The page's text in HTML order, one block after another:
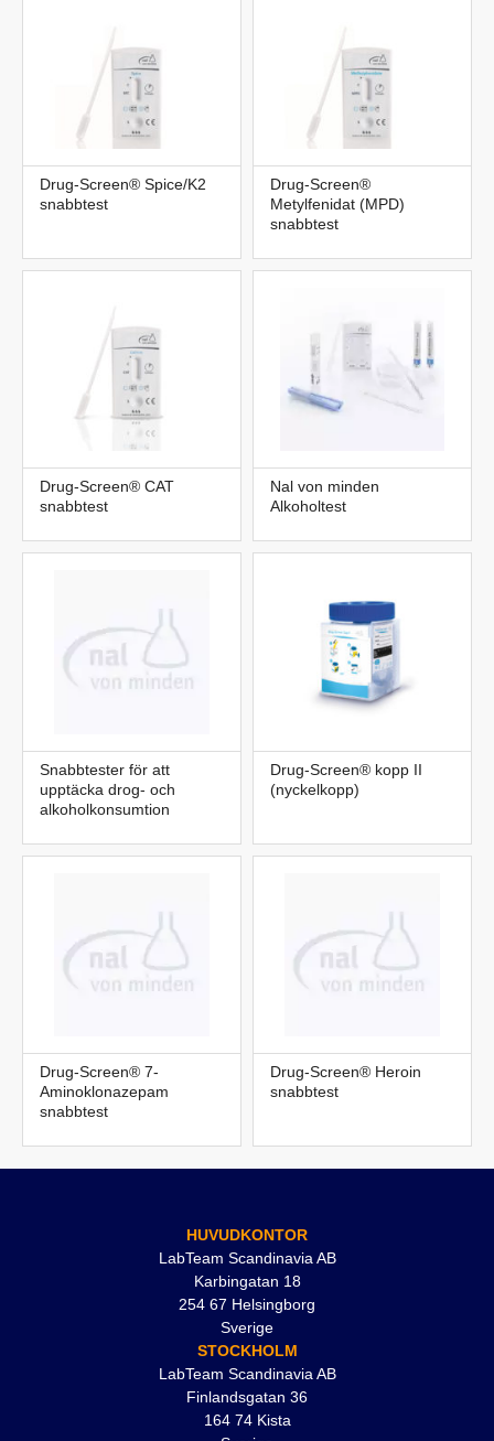
Drug-Screen® Spice/K2
snabbtest
Drug-Screen®
Metylfenidat (MPD)
snabbtest
Drug-Screen® CAT
snabbtest
Nal von minden
Alkoholtest
Snabbtester för att
upptäcka drog- och
alkoholkonsumtion
Drug-Screen® kopp II
(nyckelkopp)
Drug-Screen® 7-
Aminoklonazepam
snabbtest
Drug-Screen® Heroin
snabbtest
HUVUDKONTOR
LabTeam Scandinavia AB
Karbingatan 18
254 67 Helsingborg
Sverige
STOCKHOLM
LabTeam Scandinavia AB
Finlandsgatan 36
164 74 Kista